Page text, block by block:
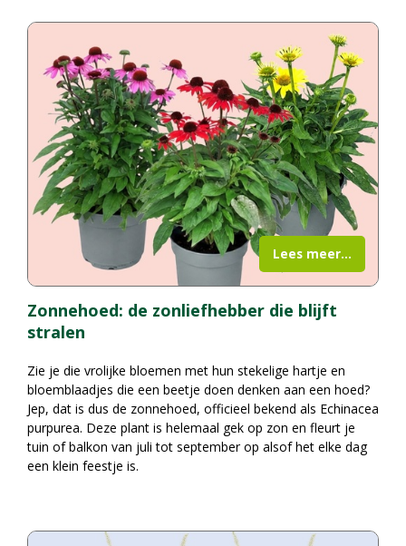
Zonnehoed: de zonliefhebber die blijft
stralen
Zie je die vrolijke bloemen met hun stekelige hartje en
bloemblaadjes die een beetje doen denken aan een hoed?
Jep, dat is dus de zonnehoed, officieel bekend als Echinacea
purpurea. Deze plant is helemaal gek op zon en fleurt je
tuin of balkon van juli tot september op alsof het elke dag
een klein feestje is.
Lees meer...